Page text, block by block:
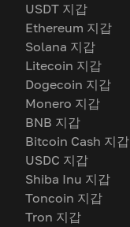
USDT 지갑
Ethereum 지갑
Solana 지갑
Litecoin 지갑
Dogecoin 지갑
Monero 지갑
BNB 지갑
Bitcoin Cash 지갑
USDC 지갑
Shiba Inu 지갑
Toncoin 지갑
Tron 지갑